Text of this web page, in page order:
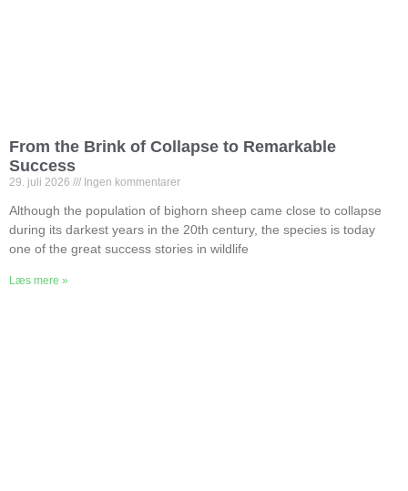
From the Brink of Collapse to Remarkable
Success
29. juli 2026 Ingen kommentarer
Although the population of bighorn sheep came close to collapse
during its darkest years in the 20th century, the species is today
one of the great success stories in wildlife
Læs mere »